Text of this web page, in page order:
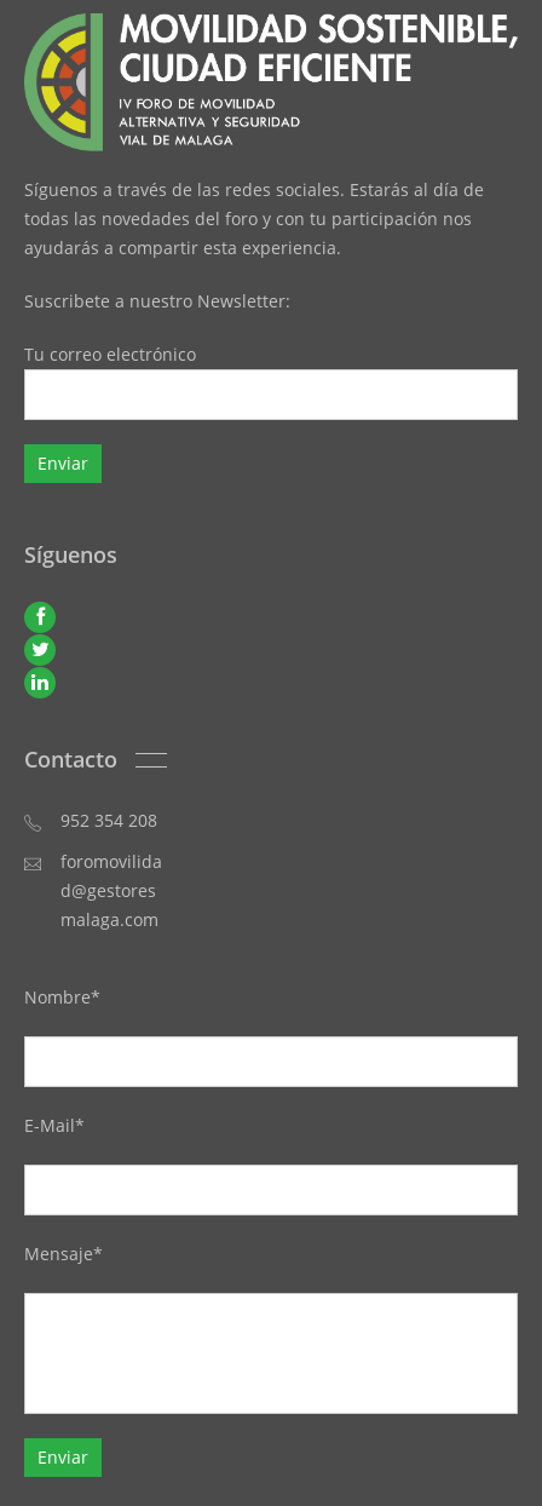
Síguenos a través de las redes sociales. Estarás al día de
todas las novedades del foro y con tu participación nos
ayudarás a compartir esta experiencia.
Suscribete a nuestro Newsletter:
Tu correo electrónico
Síguenos
Contacto
952 354 208
foromovilida
d@gestores
malaga.com
Nombre*
E-Mail*
Mensaje*